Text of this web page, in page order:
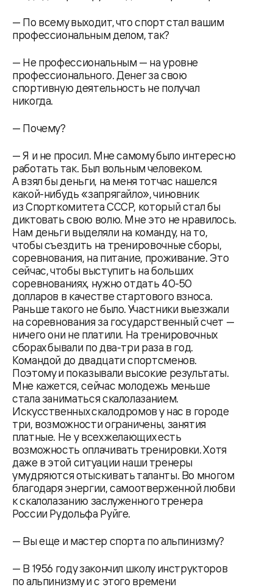
— По всему выходит, что спорт стал вашим
профессиональным делом, так?
— Не профессиональным — на уровне
профессионального. Денег за свою
спортивную деятельность не получал
никогда.
— Почему?
— Я и не просил. Мне самому было интересно
работать так. Был вольным человеком.
А взял бы деньги, на меня тотчас нашелся
какой-нибудь «запрягайло», чиновник
из Спорткомитета СССР, который стал бы
диктовать свою волю. Мне это не нравилось.
Нам деньги выделяли на команду, на то,
чтобы съездить на тренировочные сборы,
соревнования, на питание, проживание. Это
сейчас, чтобы выступить на больших
соревнованиях, нужно отдать 40-50
долларов в качестве стартового взноса.
Раньше такого не было. Участники выезжали
на соревнования за государственный счет —
ничего они не платили. На тренировочных
сборах бывали по два-три раза в год.
Командой до двадцати спортсменов.
Поэтому и показывали высокие результаты.
Мне кажется, сейчас молодежь меньше
стала заниматься скалолазанием.
Искусственных скалодромов у нас в городе
три, возможности ограничены, занятия
платные. Не у всех желающих есть
возможность оплачивать тренировки. Хотя
даже в этой ситуации наши тренеры
умудряются отыскивать таланты. Во многом
благодаря энергии, самоотверженной любви
к скалолазанию заслуженного тренера
России Рудольфа Руйге.
— Вы еще и мастер спорта по альпинизму?
— В 1956 году закончил школу инструкторов
по альпинизму и с этого времени